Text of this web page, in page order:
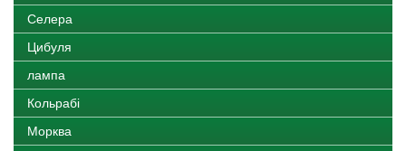
Селера
Цибуля
лампа
Кольрабі
Морква